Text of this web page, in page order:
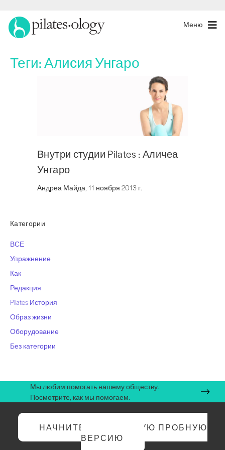
Меню
Теги:Алисия Унгаро
Категории
ВСЕ
Упражнение
Как
Редакция
Pilates История
Образ жизни
Оборудование
Без категории
Внутри студии Pilates : Аличеа
Унгаро
Андреа Майда, 11 ноября 2013 г.
Мы любим помогать нашему обществу.
Посмотрите, как мы помогаем.
НАЧНИТЕ БЕСПЛАТНУЮ ПРОБНУЮ
ВЕРСИЮ